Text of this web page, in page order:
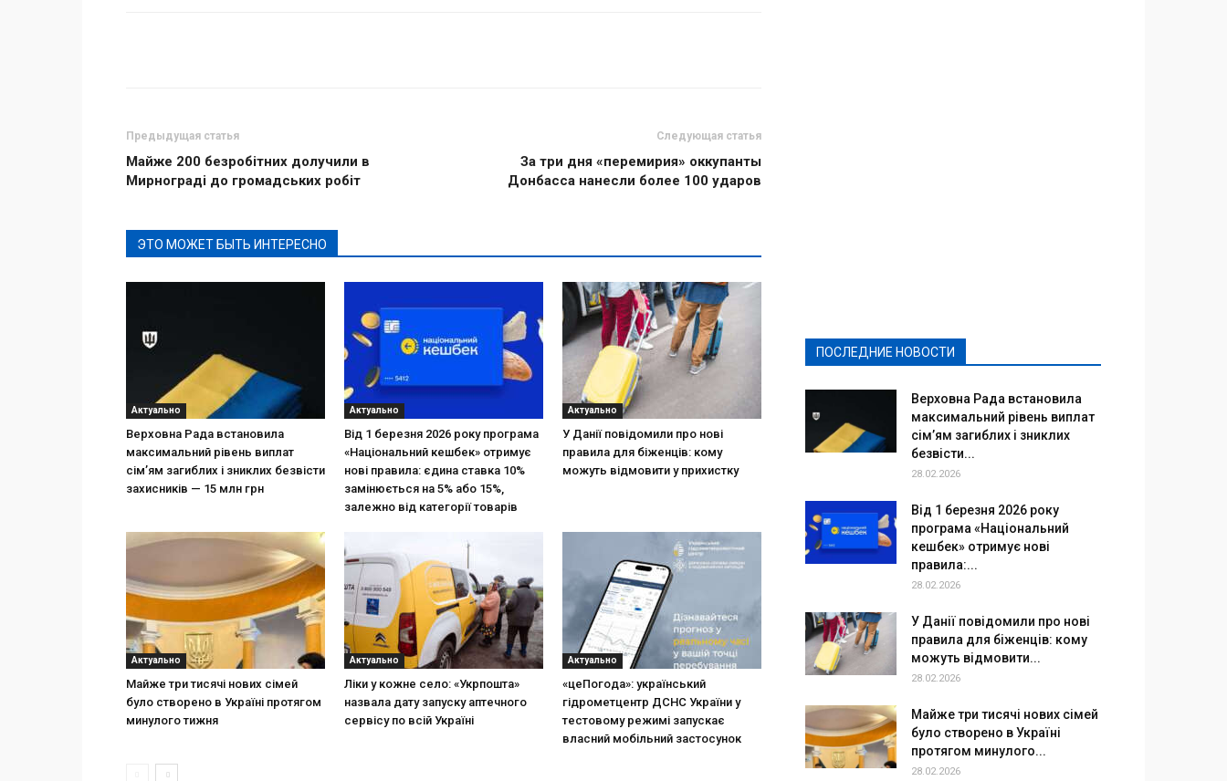
Предыдущая статья
Майже 200 безробітних долучили в
Мирнограді до громадських робіт
Следующая статья
За три дня «перемирия» оккупанты
Донбасса нанесли более 100 ударов
ЭТО МОЖЕТ БЫТЬ ИНТЕРЕСНО
Актуально
Верховна Рада встановила
максимальний рівень виплат
сім’ям загиблих і зниклих безвісти
захисників — 15 млн грн
Актуально
Від 1 березня 2026 року програма
«Національний кешбек» отримує
нові правила: єдина ставка 10%
замінюється на 5% або 15%,
залежно від категорії товарів
Актуально
У Данії повідомили про нові
правила для біженців: кому
можуть відмовити у прихистку
Актуально
Майже три тисячі нових сімей
було створено в Україні протягом
минулого тижня
Актуально
Ліки у кожне село: «Укрпошта»
назвала дату запуску аптечного
сервісу по всій Україні
Актуально
«цеПогода»: український
гідрометцентр ДСНС України у
тестовому режимі запускає
власний мобільний застосунок
ПОСЛЕДНИЕ НОВОСТИ
Верховна Рада встановила
максимальний рівень виплат
сім’ям загиблих і зниклих
безвісти...
28.02.2026
Від 1 березня 2026 року
програма «Національний
кешбек» отримує нові
правила:...
28.02.2026
У Данії повідомили про нові
правила для біженців: кому
можуть відмовити...
28.02.2026
Майже три тисячі нових сімей
було створено в Україні
протягом минулого...
28.02.2026